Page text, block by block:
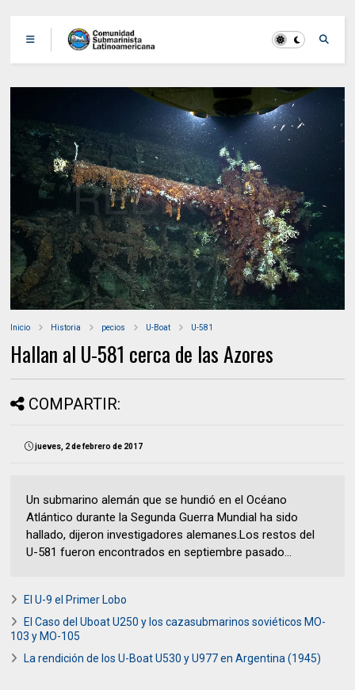
Inicio Historia pecios U-Boat U-581
Hallan al U-581 cerca de las Azores
COMPARTIR:
jueves, 2 de febrero de 2017
Un submarino alemán que se hundió en el Océano
Atlántico durante la Segunda Guerra Mundial ha sido
hallado, dijeron investigadores alemanes.Los restos del
U-581 fueron encontrados en septiembre pasado...
El U-9 el Primer Lobo
El Caso del Uboat U250 y los cazasubmarinos soviéticos MO-
103 y MO-105
La rendición de los U-Boat U530 y U977 en Argentina (1945)